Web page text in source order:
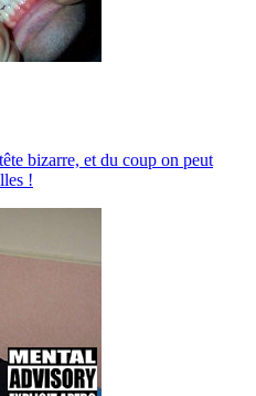
bizarre, et du coup on peut
!